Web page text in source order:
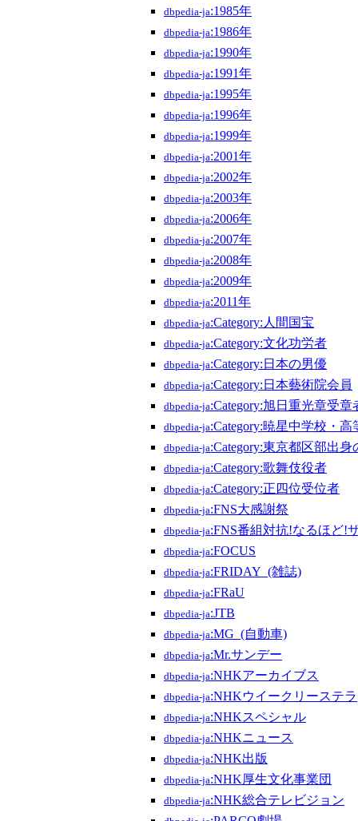
dbpedia-ja:1985年
dbpedia-ja:1986年
dbpedia-ja:1990年
dbpedia-ja:1991年
dbpedia-ja:1995年
dbpedia-ja:1996年
dbpedia-ja:1999年
dbpedia-ja:2001年
dbpedia-ja:2002年
dbpedia-ja:2003年
dbpedia-ja:2006年
dbpedia-ja:2007年
dbpedia-ja:2008年
dbpedia-ja:2009年
dbpedia-ja:2011年
dbpedia-ja:Category:人間国宝
dbpedia-ja:Category:文化功労者
dbpedia-ja:Category:日本の男優
dbpedia-ja:Category:日本藝術院会員
dbpedia-ja:Category:旭日重光章受章
dbpedia-ja:Category:暁星中学校・
dbpedia-ja:Category:東京都区部出身
dbpedia-ja:Category:歌舞伎役者
dbpedia-ja:Category:正四位受位者
dbpedia-ja:FNS大感謝祭
dbpedia-ja:FNS番組対抗!なるほど!
dbpedia-ja:FOCUS
dbpedia-ja:FRIDAY_(雑誌)
dbpedia-ja:FRaU
dbpedia-ja:JTB
dbpedia-ja:MG_(自動車)
dbpedia-ja:Mr.サンデー
dbpedia-ja:NHKアーカイブス
dbpedia-ja:NHKウイークリーステラ
dbpedia-ja:NHKスペシャル
dbpedia-ja:NHKニュース
dbpedia-ja:NHK出版
dbpedia-ja:NHK厚生文化事業団
dbpedia-ja:NHK総合テレビジョン